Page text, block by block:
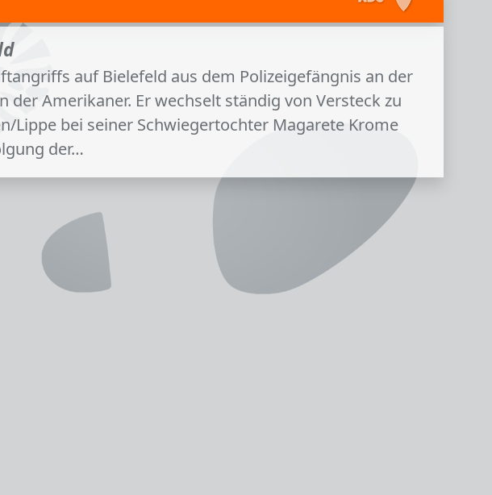
auf Bielefeld aus dem Polizeigefängnis an der
Amerikaner. Er wechselt ständig von Versteck zu
Lippe bei seiner Schwiegertochter Magarete Krome
der…